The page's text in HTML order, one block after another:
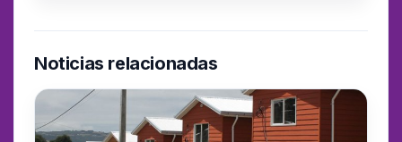
Noticias relacionadas